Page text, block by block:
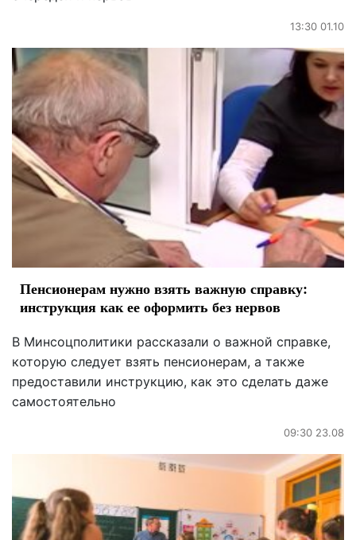
13:30 01.10
Пенсионерам нужно взять важную справку:
инструкция как ее оформить без нервов
В Минсоцполитики рассказали о важной справке,
которую следует взять пенсионерам, а также
предоставили инструкцию, как это сделать даже
самостоятельно
09:30 23.08